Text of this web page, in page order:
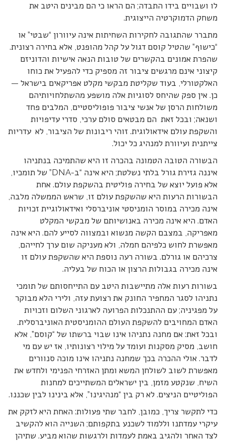
לו ושבויים בידו התבדה; הם הראו כי הם מבינים היטב את
משחק הדמוקרטיה הייצוגית.
מתברר שהתגובה לחקירות השחיתות אינה עיוורון “שבטי” או
“כישוף” שהטיל קוסם דגול על קהל מהופנט, אלא בחירה רצונית.
שהפרת אמונים בהקשרים של טובות הנאה אישיות והדוניזם
קיצוני אינם מרגשים ציבור זה מספיק כדי להפעיל את כוחו
האלקטורלי, בעוד שקליטת מבקשי מקלט אפריקאים בישראל —
כן. אין ספק שהיחס לסוגיות אלה מושפע מהשתלחויותיהם
משולחות הרסן של אנשי ציבור פופוליסטיים, המלבים פחד
ושנאה; ובכל זאת הם מבטאים סולם ערכי, סדרי עדיפויות
והשקפת עולם אידאולוגית. זוהי ריבונות של הציבור, לא עדריות
צייתנית ועיוורת למנהיג כל יכול.
הבשורה הטובה הטמונה בהכרה זו היא שהתמיכה בנתניהו
איננה גזירת גורל בלתי נשלטת; היא אינה “ב-DNA” של תומכיו,
אלא פועל יוצא של בחירה פוליטית בהשקפת עולם. אחת
הבשורות הרעות היא שהשקפת עולם זו, שראש הממשלה מלבה,
אינה מכירה במוסר הומניסטי אוניברסלי ואידאולוגיית זכויות
האדם. היא אינה מכירה באנושיותם של מבקשי המקלט
מאפריקה, במצבם הקשה מנשוא ובמצווה לסייע להם. היא אינה
מאפשרת לחוש כלפיהם חמלה, ולא מעניקה שום ערך לחייהם,
צרכיהם או גורלם. בשורה רעה נוספת היא שהשקפת עולם זו
אינה מכירה בגבולות הרצון או הכוח של בעליה.
בשורות רעות אלה מתיישבות היטב עם התייחסותם של תומכי
נתניהו לסגר המחפיר החונק את רצועת עזה, ולירי הלא מבוקר
על מפגיניה; עם ההתנכלות הפרועה לארגוני השלום וזכויות
האדם המחויבים להשקפת העולם ההומניסטית האוניברסלית.
ובכל זאת: אם מחנה נתניהו אינו שבוי ברשתו של “קוסם”, אלא
חושב, מסיק מסקנות ועומד על מילוי רצונותיו, אז יש עם מי
לדבר. אולי ההכרה בכך שמחנה נתניהו אינו מוכה סנוורים
מאפשרת לשוב לשולחן המשא ומתן האזרחי הפנימי ולחדש את
השיח, שנקטע מזמן, בין ישראלים המשתייכים למחנות
הפוליטיים הניצים. לא רק בין “מנהיגינו”, אלא בינינו לבין שכננו.
כדי לתקשר צריך, כמובן, לחבר שתי פעולות: האחת היא לזקק את
עיקרי עמדתנו וללמוד לשכנע בתקפותם; השנייה הוא להקשיב
לצד האחר ולהגיב באמת לעמדות ולרגשות שהוא מביע. שתיהן